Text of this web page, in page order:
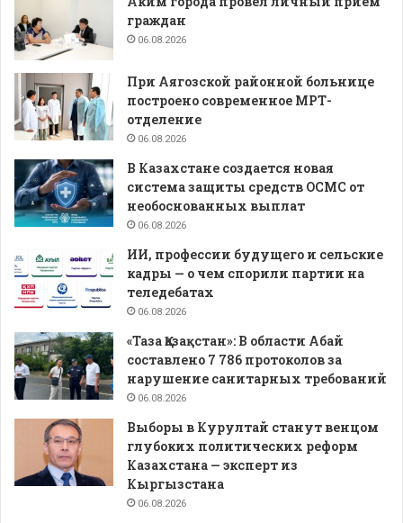
граждан
06.08.2026
При Аягозской районной больнице
построено современное МРТ-
отделение
06.08.2026
В Казахстане создается новая
система защиты средств ОСМС от
необоснованных выплат
06.08.2026
ИИ, профессии будущего и сельские
кадры — о чем спорили партии на
теледебатах
06.08.2026
«Таза Қазақстан»: В области Абай
составлено 7 786 протоколов за
нарушение санитарных требований
06.08.2026
Выборы в Курултай станут венцом
глубоких политических реформ
Казахстана — эксперт из
Кыргызстана
06.08.2026